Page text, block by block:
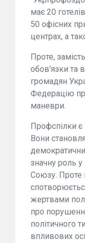
має 20
50 офісних
центрах, а
Проте,
обов'язки та
громадян
Федерацію
маневри.
Профспілки є
Вони
значну роль
Союзу. Проте
жертвами
про
політичного
впливових